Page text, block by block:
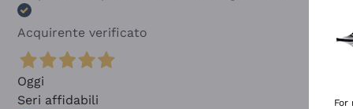
Acquirente verificato
Oggi
Seri affidabili
For